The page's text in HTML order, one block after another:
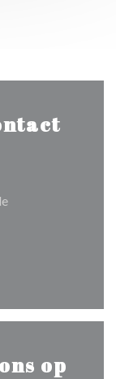
((opent in een
in een nieuw
((opent in een
op